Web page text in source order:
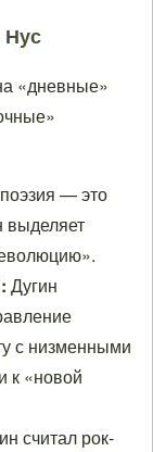
Нус
«дневные»
— это
выделяет
Дугин
с низменными
к «новой
считал рок-